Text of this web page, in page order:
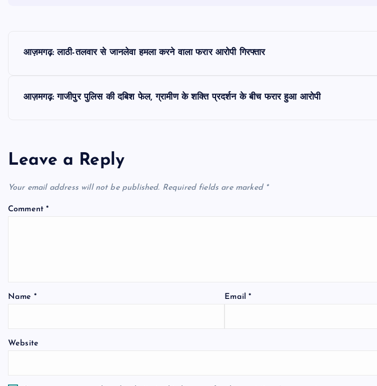
n
a
v
a
i
o
आज़मगढ़: लाठी-तलवार से जानलेवा हमला करने वाला फरार आरोपी गिरफ्तार
आज़मगढ़: गाजीपुर पुलिस की दबिश फेल, ग्रामीण के शक्ति प्रदर्शन के बीच फरार हुआ आरोपी
Leave a Reply
Your email address will not be published. Required fields are marked *
Comment*
Name * Email*
Website